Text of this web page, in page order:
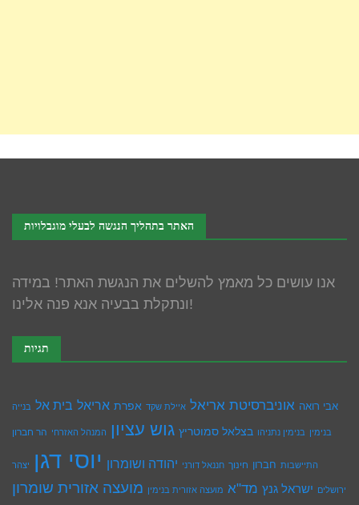
האתר בתהליך הנגשה לבעלי מוגבלויות
אנו עושים כל מאמץ להשלים את הנגשת האתר! במידה
ונתקלת בבעיה אנא פנה אלינו!
תגיות
אבי רואה אוניברסיטת אריאל איילת שקד אפרת אריאל בית אל בנייה
בנימין בנימין נתניהו בצלאל סמוטריץ גוש עציון המנהל האזרחי הר חברון
התיישבות חברון חינוך חננאל דורני יהודה ושומרון יוסי דגן יצהר
ירושלים ישראל גנץ מד"א מועצה אזורית בנימין מועצה אזורית שומרון